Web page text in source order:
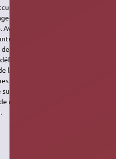
beaucoup trop de temps
d'installation en accord avec
l'espace supplémentaire
contient à nouveau le
traitement d'images The
Le média d'installation
langues les plus populaires et
supplémentaires. Néanmoins,
l'équipe
ne pas ajouter d'éléments